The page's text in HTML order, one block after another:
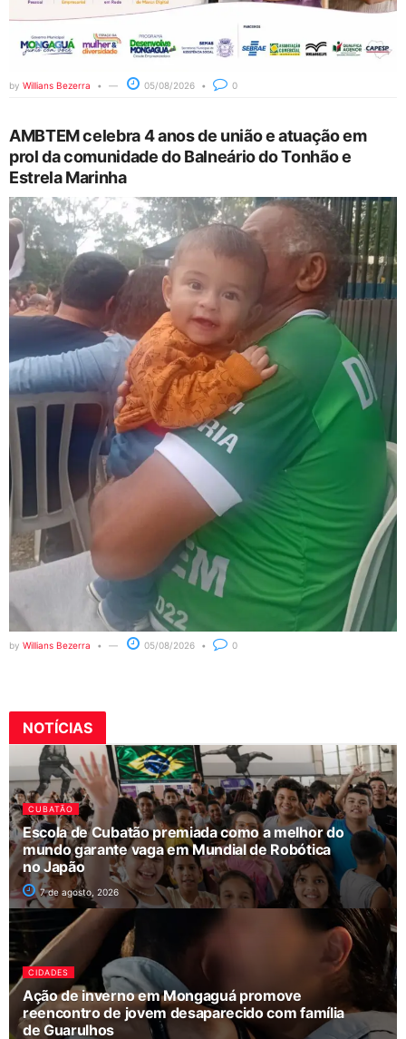
by Willians Bezerra 05/08/2026 0
AMBTEM celebra 4 anos de união e atuação em
prol da comunidade do Balneário do Tonhão e
Estrela Marinha
by Willians Bezerra 05/08/2026 0
NOTÍCIAS
CUBATÃO
Escola de Cubatão premiada como a melhor do
mundo garante vaga em Mundial de Robótica
no Japão
7 de agosto, 2026
CIDADES
Ação de inverno em Mongaguá promove
reencontro de jovem desaparecido com família
de Guarulhos